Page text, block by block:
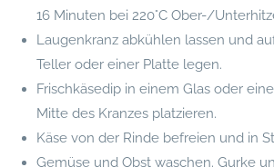
16 Minuten bei 220°C Ober-/
Laugenkranz abkühlen lassen und
Teller oder einer Platte legen.
Frischkäsedip in einem Glas oder
Mitte des Kranzes platzieren.
Käse von der Rinde befreien und in
Gemüse und Obst waschen. Gurke